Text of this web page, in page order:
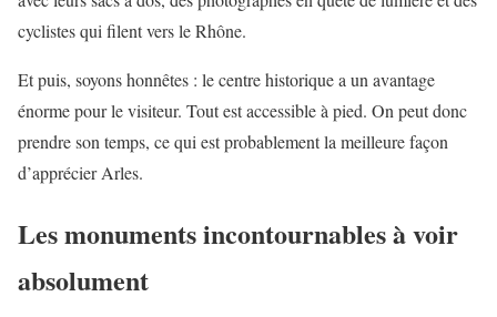
cyclistes qui filent vers le Rhône.
Et puis, soyons honnêtes : le centre historique a un avantage
énorme pour le visiteur. Tout est accessible à pied. On peut donc
prendre son temps, ce qui est probablement la meilleure façon
d’apprécier Arles.
Les monuments incontournables à voir
absolument